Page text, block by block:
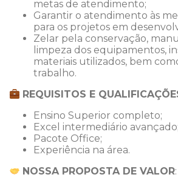
metas de atendimento;
Garantir o atendimento às
para os projetos em
Zelar pela conservação,
limpeza dos equipamentos,
materiais utilizados, bem
trabalho.
REQUISITOS E
Ensino Superior completo;
Excel intermediário avançado;
Pacote Office;
Experiência na área.
NOSSA PROPOSTA DE VALOR: